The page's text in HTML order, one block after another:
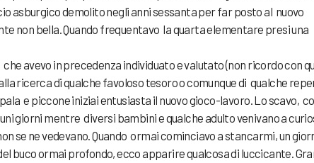
asburgico demolito negli anni sessanta per far posto al nuovo
non bella. Quando frequentavo la quarta elementare presi una
avevo in precedenza individuato e valutato (non ricordo con
ricerca di qualche favoloso tesoro o comunque di qualche
e piccone iniziai entusiasta il nuovo gioco-lavoro. Lo scavo,
giorni mentre diversi bambini e qualche adulto venivano a
se ne vedevano. Quando ormai cominciavo a stancarmi, un
buco ormai profondo, ecco apparire qualcosa di luccicante.